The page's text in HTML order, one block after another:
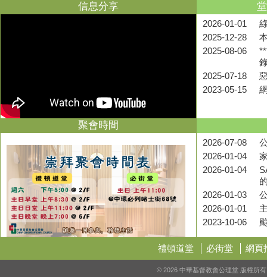
信息分享
2026-01-01
2025-12-28
2025-08-06
2025-07-18
2023-05-15
聚會時間
2026-07-08
2026-01-04
2026-01-04
2026-01-03
2026-01-01
2023-10-06
禮頓道堂 必街堂 網頁
© 2026 中華基督教會公理堂 版權所